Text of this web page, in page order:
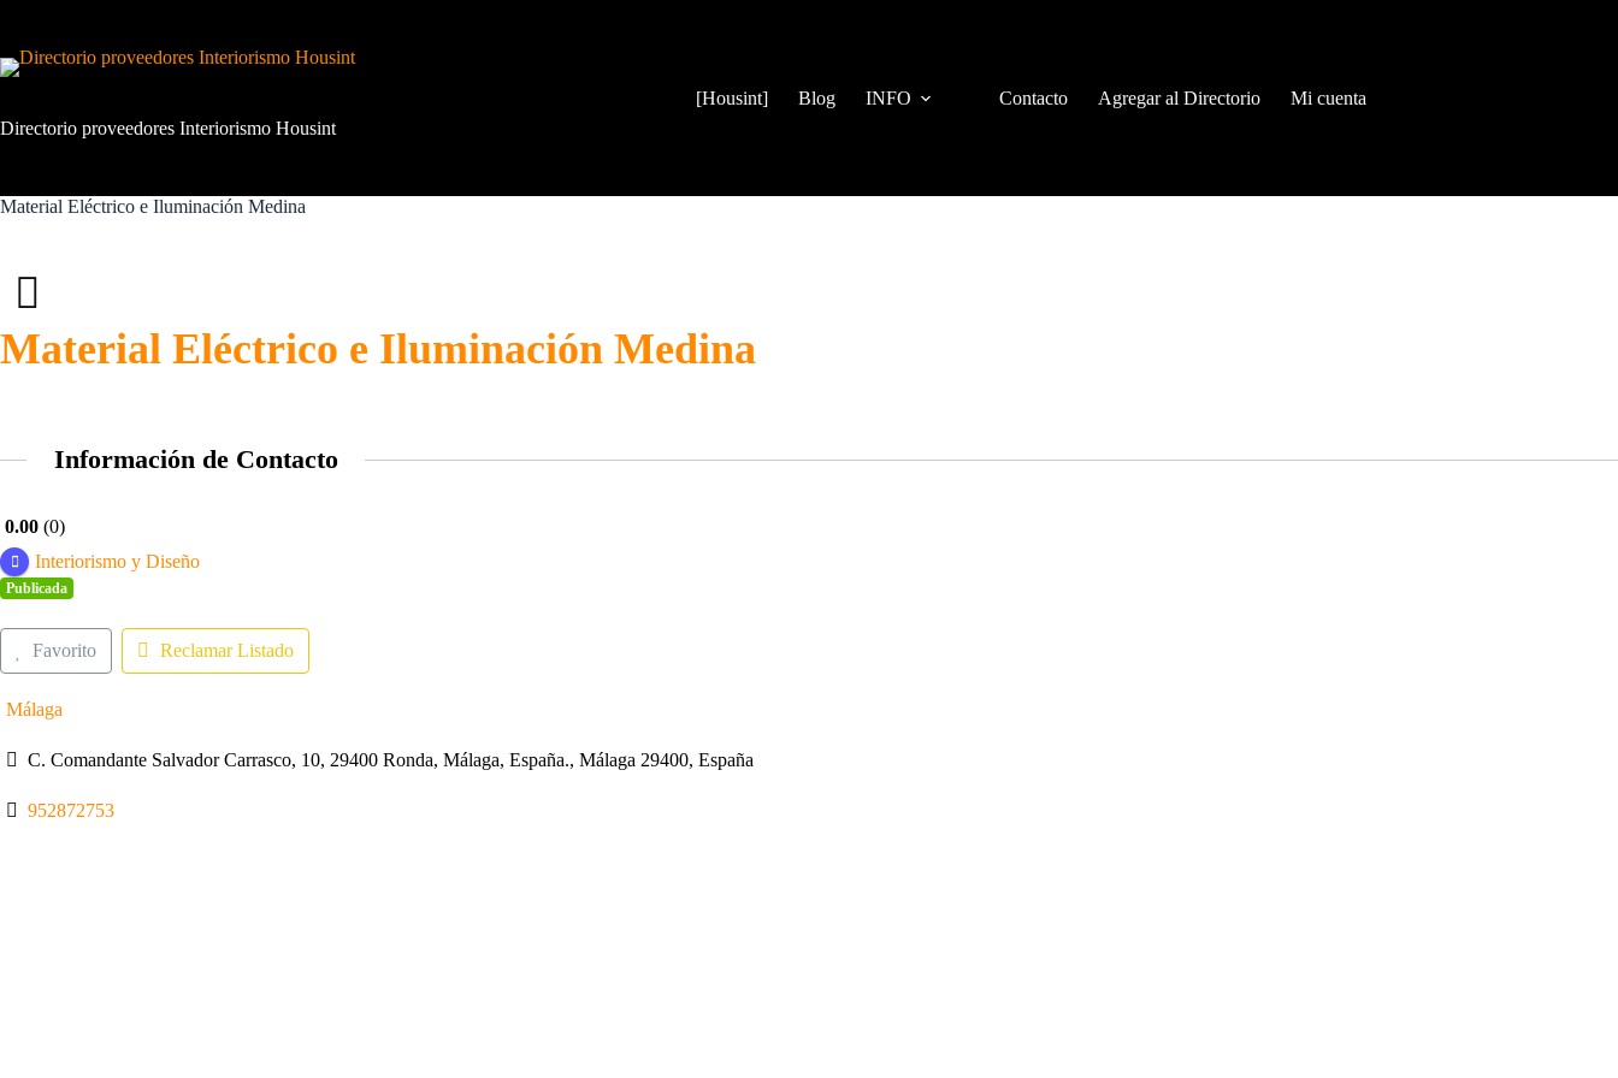
contenido
Directorio proveedores Interiorismo Housint
[Housint] Blog INFO Contacto Agregar al Directorio Mi cuenta
Material Eléctrico e Iluminación Medina
Material Eléctrico e Iluminación Medina
Información de Contacto
0.00 0
Interiorismo y Diseño
Publicada
Favorito Reclamar Listado
Málaga
C. Comandante Salvador Carrasco, 10, 29400 Ronda, Málaga, España., Málaga 29400, España
952872753